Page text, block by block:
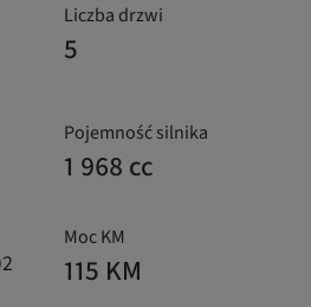
Liczba drzwi
5
Pojemność silnika
1 968 cc
Moc KM
115 KM